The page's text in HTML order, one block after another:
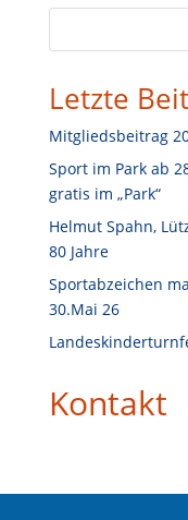
u
h
n
Letzte
Mitgliedsbeitrag
Sport im Park ab
gratis im „Park“
Helmut Spahn,
80 Jahre
Sportabzeichen
30.Mai 26
Kontakt